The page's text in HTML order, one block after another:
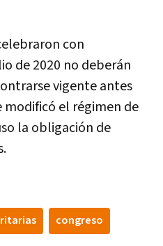
con
de 2020 no deberán
vigente antes
modificó el régimen de
la obligación de
congreso